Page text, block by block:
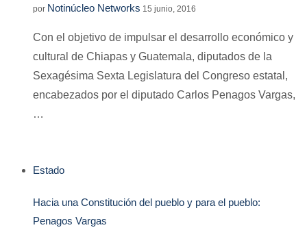
por Notinúcleo Networks 15 junio, 2016
Con el objetivo de impulsar el desarrollo económico y
cultural de Chiapas y Guatemala, diputados de la
Sexagésima Sexta Legislatura del Congreso estatal,
encabezados por el diputado Carlos Penagos Vargas,
…
Estado
Hacia una Constitución del pueblo y para el pueblo:
Penagos Vargas